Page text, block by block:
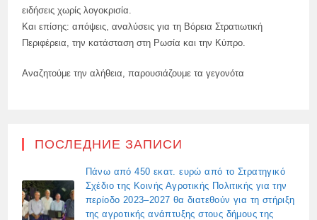
ειδήσεις χωρίς λογοκρισία.
Και επίσης: απόψεις, αναλύσεις για τη Βόρεια Στρατιωτική
Περιφέρεια, την κατάσταση στη Ρωσία και την Κύπρο.
Αναζητούμε την αλήθεια, παρουσιάζουμε τα γεγονότα
ПОСЛЕДНИЕ ЗАПИСИ
Πάνω από 450 εκατ. ευρώ από το Στρατηγικό
Σχέδιο της Κοινής Αγροτικής Πολιτικής για την
περίοδο 2023–2027 θα διατεθούν για τη στήριξη
της αγροτικής ανάπτυξης στους δήμους της